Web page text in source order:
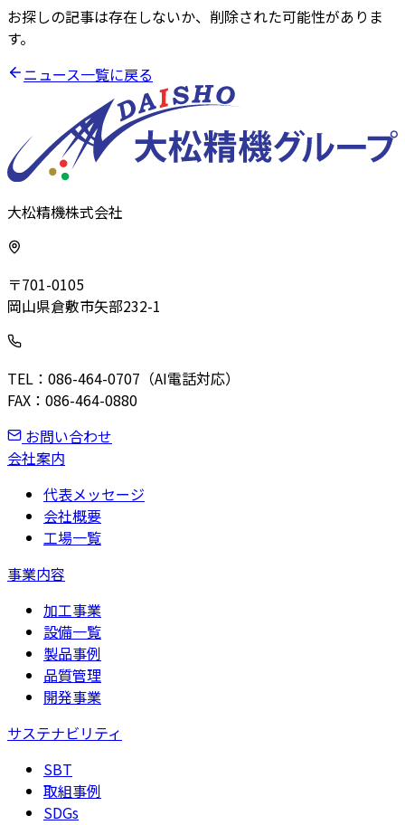
お探しの記事は存在しないか、削除された可能性がありま
す。
ニュース一覧に戻る
大松精機株式会社
〒701-0105
岡山県倉敷市矢部232-1
TEL：086-464-0707（AI電話対応）
FAX：086-464-0880
お問い合わせ
会社案内
代表メッセージ
会社概要
工場一覧
事業内容
加工事業
設備一覧
製品事例
品質管理
開発事業
サステナビリティ
SBT
取組事例
SDGs